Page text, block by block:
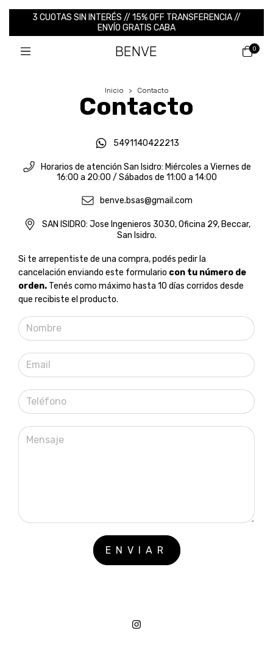
3 CUOTAS SIN INTERÉS // 15% OFF TRANSFERENCIA //
ENVÍO GRATIS CABA
BENVE 0
Inicio > Contacto
Contacto
5491140422213
Horarios de atención San Isidro: Miércoles a Viernes de
16:00 a 20:00 / Sábados de 11:00 a 14:00
benve.bsas@gmail.com
SAN ISIDRO: Jose Ingenieros 3030, Oficina 29, Beccar,
San Isidro.
Si te arrepentiste de una compra, podés pedir la
cancelación enviando este formulario con tu número de
orden. Tenés como máximo hasta 10 días corridos desde
que recibiste el producto.